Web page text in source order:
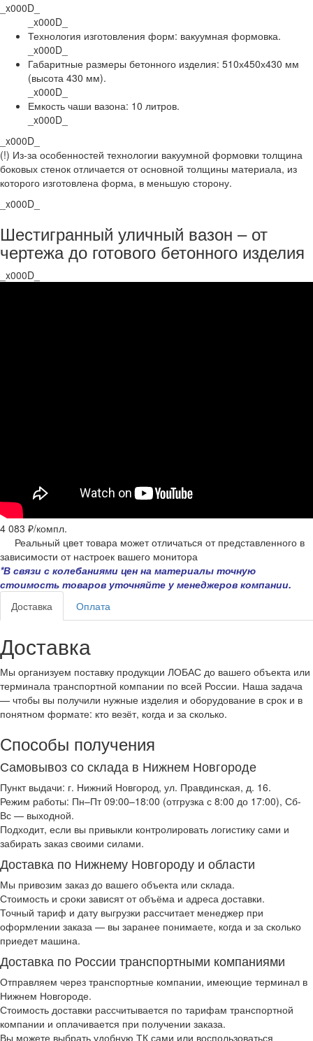
_x000D_
_x000D_
Технология изготовления форм: вакуумная формовка.
_x000D_
Габаритные размеры бетонного изделия: 510х450х430 мм
(высота 430 мм).
_x000D_
Емкость чаши вазона: 10 литров.
_x000D_
_x000D_
(!) Из-за особенностей технологии вакуумной формовки толщина
боковых стенок отличается от основной толщины материала, из
которого изготовлена форма, в меньшую сторону.
_x000D_
Шестигранный уличный вазон – от
чертежа до готового бетонного изделия
_x000D_
4 083 ₽/компл.
Реальный цвет товара может отличаться от представленного в
зависимости от настроек вашего монитора
*В связи с колебаниями цен на материалы точную
стоимость товаров уточняйте у менеджеров компании.
Доставка
Оплата
Доставка
Мы организуем поставку продукции ЛОБАС до вашего объекта или
терминала транспортной компании по всей России. Наша задача
— чтобы вы получили нужные изделия и оборудование в срок и в
понятном формате: кто везёт, когда и за сколько.
Способы получения
Самовывоз со склада в Нижнем Новгороде
Пункт выдачи: г. Нижний Новгород, ул. Правдинская, д. 16.
Режим работы: Пн–Пт 09:00–18:00 (отгрузка с 8:00 до 17:00), Сб-
Вс — выходной.
Подходит, если вы привыкли контролировать логистику сами и
забирать заказ своими силами.
Доставка по Нижнему Новгороду и области
Мы привозим заказ до вашего объекта или склада.
Стоимость и сроки зависят от объёма и адреса доставки.
Точный тариф и дату выгрузки рассчитает менеджер при
оформлении заказа — вы заранее понимаете, когда и за сколько
приедет машина.
Доставка по России транспортными компаниями
Отправляем через транспортные компании, имеющие терминал в
Нижнем Новгороде.
Стоимость доставки рассчитывается по тарифам транспортной
компании и оплачивается при получении заказа.
Вы можете выбрать удобную ТК сами или воспользоваться